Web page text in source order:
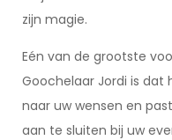
zijn magie.
Eén van de grootste
Goochelaar Jordi is dat
naar uw wensen en
aan te sluiten bij uw